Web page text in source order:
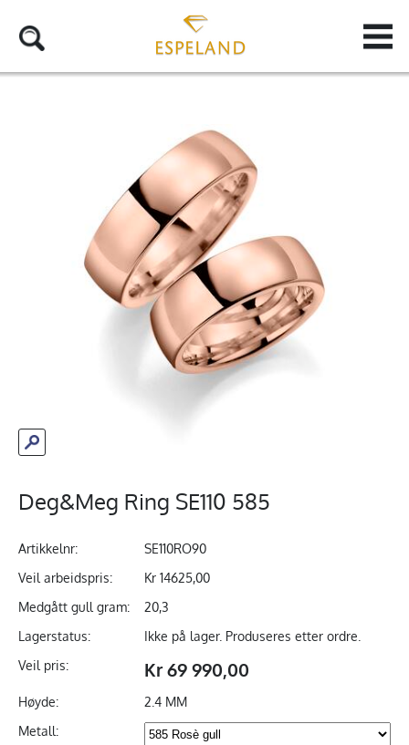
Deg&Meg Ring SE110 585
Artikkelnr:
SE110RO90
Veil arbeidspris:
Kr 14625,00
Medgått gull gram:
20,3
Lagerstatus:
Ikke på lager. Produseres etter ordre.
Veil pris:
Kr 69 990,00
Høyde:
2.4 MM
Metall: